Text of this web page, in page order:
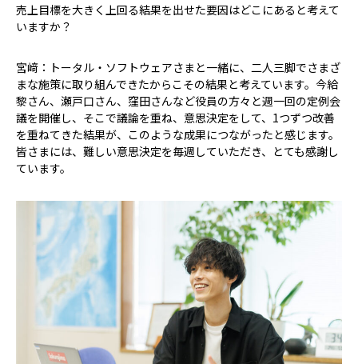
――売上目標を大きく上回る結果を出せた要因はどこにあると考えて
いますか？
宮﨑：トータル・ソフトウェアさまと一緒に、二人三脚でさまざ
まな施策に取り組んできたからこその結果と考えています。今給
黎さん、瀬戸口さん、窪田さんなど役員の方々と週一回の定例会
議を開催し、そこで議論を重ね、意思決定をして、1つずつ改善
を重ねてきた結果が、このような成果につながったと感じます。
皆さまには、難しい意思決定を毎週していただき、とても感謝し
ています。